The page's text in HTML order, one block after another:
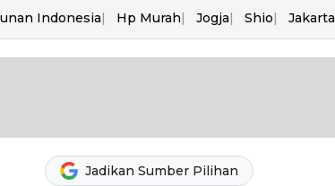
Indonesia Hp Murah Jogja Shio Jakarta
Jadikan Sumber Pilihan